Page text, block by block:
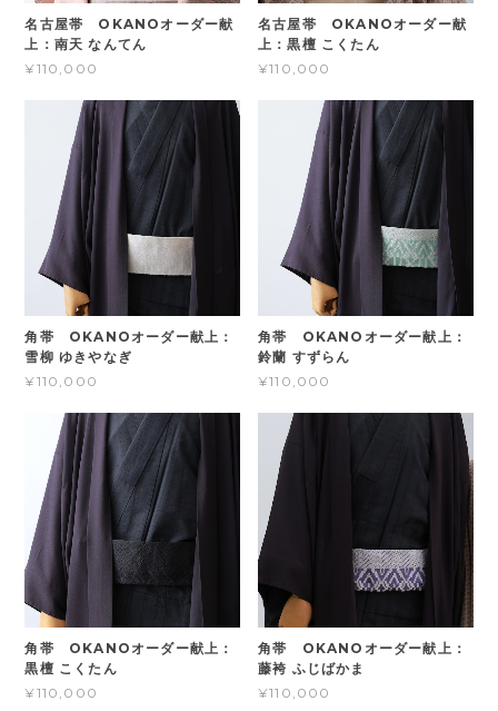
名古屋帯 OKANOオーダー献
上：南天 なんてん
¥110,000
名古屋帯 OKANOオーダー献
上：黒檀 こくたん
¥110,000
角帯 OKANOオーダー献上：
雪柳 ゆきやなぎ
¥110,000
角帯 OKANOオーダー献上：
鈴蘭 すずらん
¥110,000
角帯 OKANOオーダー献上：
黒檀 こくたん
¥110,000
角帯 OKANOオーダー献上：
藤袴 ふじばかま
¥110,000